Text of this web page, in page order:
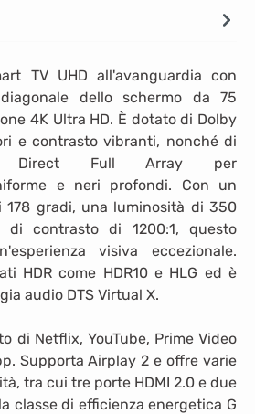
TV UHD all'avanguardia con
dello schermo da 75
4K Ultra HD. È dotato di Dolby
e contrasto vibranti, nonché di
Direct Full Array per
e neri profondi. Con un
178 gradi, una luminosità di 350
contrasto di 1200:1, questo
visiva eccezionale.
HDR come HDR10 e HLG ed è
audio DTS Virtual X.
di Netflix, YouTube, Prime Video
Supporta Airplay 2 e offre varie
tra cui tre porte HDMI 2.0 e due
classe di efficienza energetica G